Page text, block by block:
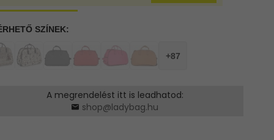
A megrendelést itt is leadhatod:
shop@ladybag.hu